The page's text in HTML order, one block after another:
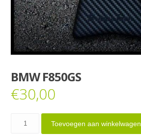
BMW F850GS
€30,00
BMW
Toevoegen aan winkelwagen